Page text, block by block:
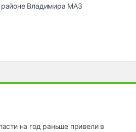
Владимира МАЗ
на год раньше привели в